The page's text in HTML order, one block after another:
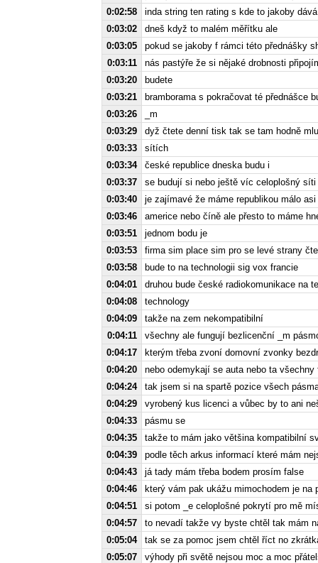
0:02:58
inda string ten rating s kde to jakoby
0:03:02
dneš když to malém měřítku ale
0:03:05
pokud se jakoby f rámci této přednášky
0:03:11
nás pastýře že si nějaké drobnosti
0:03:20
budete
0:03:21
bramborama s pokračovat té přednášce
0:03:26
_m
0:03:29
dyž čtete denní tisk tak se tam hodně
0:03:33
sítích
0:03:34
české republice dneska budu i
0:03:37
se budují si nebo ještě víc celoplošný síti
0:03:40
je zajímavé že máme republikou málo
0:03:46
americe nebo číně ale přesto to máme
0:03:51
jednom bodu je
0:03:53
firma sim place sim pro se levé strany čte
0:03:58
bude to na technologii sig vox francie
0:04:01
druhou bude české radiokomunikace na
0:04:08
technology
0:04:09
takže na zem nekompatibilní
0:04:11
všechny ale fungují bezlicenční _m
0:04:17
kterým třeba zvoní domovní zvonky
0:04:20
nebo odemykají se auta nebo ta
0:04:24
tak jsem si na spartě pozice všech
0:04:29
vyrobený kus licenci a vůbec by to ani
0:04:33
pásmu se
0:04:35
takže to mám jako většina kompatibilní
0:04:39
podle těch arkus informací které mám
0:04:43
já tady mám třeba bodem prosím false
0:04:46
který vám pak ukážu mimochodem je na
0:04:51
si potom _e celoplošné pokrytí pro mě
0:04:57
to nevadí takže vy byste chtěl tak mám
0:05:04
tak se za pomoc jsem chtěl říct no
0:05:07
výhody při světě nejsou moc a moc